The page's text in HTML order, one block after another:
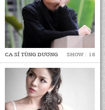
CA SĨ TÙNG DƯƠNG SHOW : 18